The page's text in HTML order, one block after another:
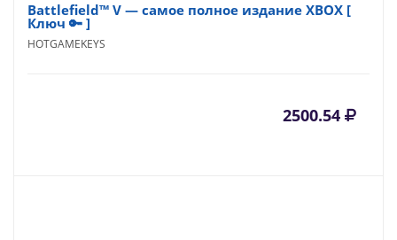
Battlefield™ V — самое полное издание XBOX [
Ключ 🔑 ]
HOTGAMEKEYS
2500.54